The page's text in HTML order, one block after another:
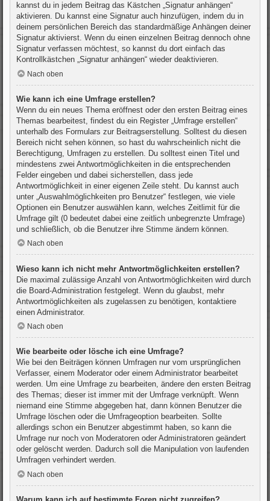
kannst du in jedem Beitrag das Kästchen „Signatur anhängen“
aktivieren. Du kannst eine Signatur auch hinzufügen, indem du in
deinem persönlichen Bereich das standardmäßige Anhängen deiner
Signatur aktivierst. Wenn du einen einzelnen Beitrag dennoch ohne
Signatur verfassen möchtest, so kannst du dort einfach das
Kontrollkästchen „Signatur anhängen“ wieder deaktivieren.
Nach oben
Wie kann ich eine Umfrage erstellen?
Wenn du ein neues Thema eröffnest oder den ersten Beitrag eines
Themas bearbeitest, findest du ein Register „Umfrage erstellen“
unterhalb des Formulars zur Beitragserstellung. Solltest du diesen
Bereich nicht sehen können, so hast du wahrscheinlich nicht die
Berechtigung, Umfragen zu erstellen. Du solltest einen Titel und
mindestens zwei Antwortmöglichkeiten in die entsprechenden
Felder eingeben und dabei sicherstellen, dass jede
Antwortmöglichkeit in einer eigenen Zeile steht. Du kannst auch
unter „Auswahlmöglichkeiten pro Benutzer“ festlegen, wie viele
Optionen ein Benutzer auswählen kann, welches Zeitlimit für die
Umfrage gilt (0 bedeutet dabei eine zeitlich unbegrenzte Umfrage)
und schließlich, ob die Benutzer ihre Stimme ändern können.
Nach oben
Wieso kann ich nicht mehr Antwortmöglichkeiten erstellen?
Die maximal zulässige Anzahl von Antwortmöglichkeiten wird durch
die Board-Administration festgelegt. Wenn du glaubst, mehr
Antwortmöglichkeiten als zugelassen zu benötigen, kontaktiere
einen Administrator.
Nach oben
Wie bearbeite oder lösche ich eine Umfrage?
Wie bei den Beiträgen können Umfragen nur vom ursprünglichen
Verfasser, einem Moderator oder einem Administrator bearbeitet
werden. Um eine Umfrage zu bearbeiten, ändere den ersten Beitrag
des Themas; dieser ist immer mit der Umfrage verknüpft. Wenn
niemand eine Stimme abgegeben hat, dann können Benutzer die
Umfrage löschen oder die Umfrageoption bearbeiten. Sollte
allerdings schon ein Benutzer abgestimmt haben, so kann die
Umfrage nur noch von Moderatoren oder Administratoren geändert
oder gelöscht werden. Dadurch soll die Manipulation von laufenden
Umfragen verhindert werden.
Nach oben